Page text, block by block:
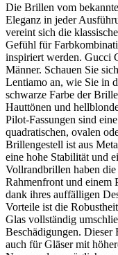
Die Brillen vom
Eleganz in jeder
vereint sich die
Gefühl für
inspiriert werden. Gucci
Männer. Schauen Sie
Lentiamo an, wie Sie in
schwarze Farbe der
Hauttönen und
Pilot-Fassungen sind
quadratischen, ovalen
Brillengestell ist aus
eine hohe Stabilität und
Vollrandbrillen haben
Rahmenfront und einem
dank ihres auffälligen
Vorteile ist die
Glas vollständig
Beschädigungen. Dieser
auch für Gläser mit